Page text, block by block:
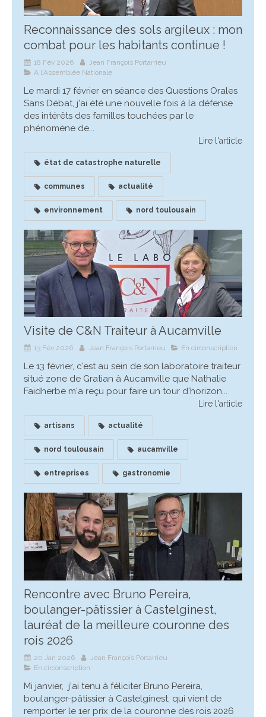
Reconnaissance des sols argileux : mon
combat pour les habitants continue !
18 Fév 2026
Jean François Portarrieu
A l'Assemblée Nationale
Le mardi 17 février en séance des Questions Orales
Sans Débat, j'ai été une nouvelle fois à la défense
des intérêts des familles touchées par le
phénomène de...
Lire l'article
état de catastrophe naturelle
communes actualité
environnement nord toulousain
Visite de C&N Traiteur à Aucamville
13 Fév 2026 Jean François Portarrieu En circonscription
Le 13 février, c'est au sein de son laboratoire traiteur
situé zone de Gratian à Aucamville que Nathalie
Faidherbe m'a reçu pour faire un tour d'horizon...
Lire l'article
artisans actualité
nord toulousain aucamville
entreprises gastronomie
Rencontre avec Bruno Pereira,
boulanger-pâtissier à Castelginest,
lauréat de la meilleure couronne des
rois 2026
20 Jan 2026
Jean François Portarrieu
En circonscription
Mi janvier, j'ai tenu à féliciter Bruno Pereira,
boulanger-pâtissier à Castelginest, qui vient de
remporter le 1er prix de la couronne des rois 2026